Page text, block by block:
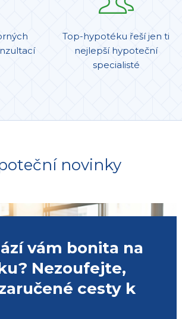
Top-hypotéku řeší jen ti
nejlepší hypoteční
specialisté
novinky
vám bonita na
Nezoufejte,
cesty k